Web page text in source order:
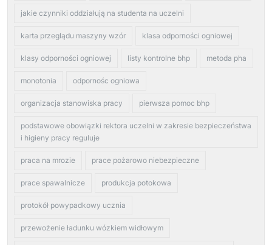
jakie czynniki oddziałują na studenta na uczelni
karta przeglądu maszyny wzór klasa odporności ogniowej
klasy odporności ogniowej listy kontrolne bhp metoda pha
monotonia odpornośc ogniowa
organizacja stanowiska pracy pierwsza pomoc bhp
podstawowe obowiązki rektora uczelni w zakresie bezpieczeństwa
i higieny pracy reguluje
praca na mrozie prace pożarowo niebezpieczne
prace spawalnicze produkcja potokowa
protokół powypadkowy ucznia
przewożenie ładunku wózkiem widłowym